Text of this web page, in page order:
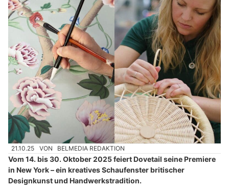
21.10.25 VON BELMEDIA REDAKTION
Vom 14. bis 30. Oktober 2025 feiert Dovetail seine Premiere
in New York – ein kreatives Schaufenster britischer
Designkunst und Handwerkstradition.